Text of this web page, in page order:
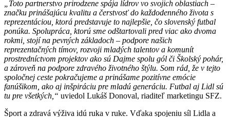
„Toto partnerstvo prirodzene spája lídrov vo svojich oblastiach –
značku prinášajúcu kvalitu a čerstvosť do každodenného života s
reprezentáciou, ktorá predstavuje to najlepšie, čo slovenský futbal
ponúka. Spolupráca, ktorú sme odštartovali pred viac ako dvoma
rokmi, stojí na pevných základoch – podpore našich
reprezentačných tímov, rozvoji mladých talentov a komunít
prostredníctvom projektov ako sú Dajme spolu gól či Školský pohár,
a zároveň na podpore zdravého životného štýlu. Som rád, že v tejto
spoločnej ceste pokračujeme a prinášame pozitívne emócie
fanúšikom, ako aj inšpiráciu pre mladú generáciu. Futbal aj Lidl sú
tu pre všetkých,“ uviedol Lukáš Donoval, riaditeľ marketingu SFZ.
Šport a zdravá výživa idú ruka v ruke. Vďaka spojeniu síl Lidla a